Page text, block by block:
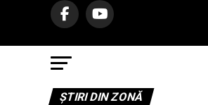
ŞTIRI DIN ZONĂ